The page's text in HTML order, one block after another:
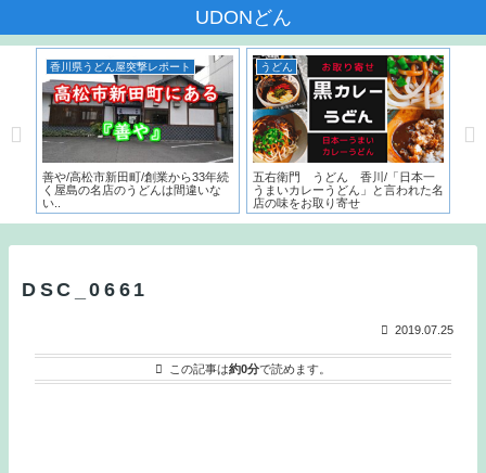
UDONどん
香川県うどん屋突撃レポート
善や/高松市新田町/創業から33年続
く屋島の名店のうどんは間違いな
い..
うどん
五右衛門 うどん 香川/「日本一
うまいカレーうどん」と言われた名
店の味をお取り寄せ
DSC_0661
2019.07.25
この記事は約0分で読めます。